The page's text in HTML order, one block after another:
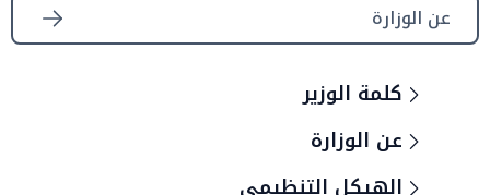
عن الوزارة
كلمة الوزير
عن الوزارة
الهيكل التنظيمي